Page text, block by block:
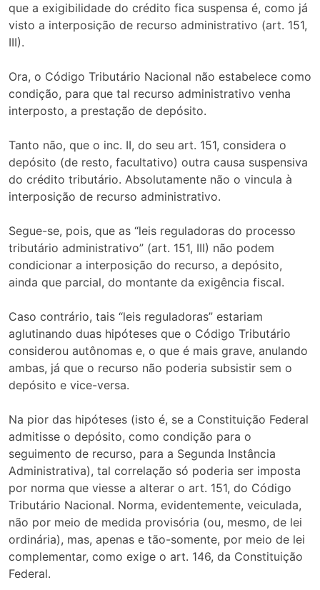
que a exigibilidade do crédito fica suspensa é, como já
visto a interposição de recurso administrativo (art. 151,
III).
Ora, o Código Tributário Nacional não estabelece como
condição, para que tal recurso administrativo venha
interposto, a prestação de depósito.
Tanto não, que o inc. II, do seu art. 151, considera o
depósito (de resto, facultativo) outra causa suspensiva
do crédito tributário. Absolutamente não o vincula à
interposição de recurso administrativo.
Segue-se, pois, que as “leis reguladoras do processo
tributário administrativo” (art. 151, III) não podem
condicionar a interposição do recurso, a depósito,
ainda que parcial, do montante da exigência fiscal.
Caso contrário, tais “leis reguladoras” estariam
aglutinando duas hipóteses que o Código Tributário
considerou autônomas e, o que é mais grave, anulando
ambas, já que o recurso não poderia subsistir sem o
depósito e vice-versa.
Na pior das hipóteses (isto é, se a Constituição Federal
admitisse o depósito, como condição para o
seguimento de recurso, para a Segunda Instância
Administrativa), tal correlação só poderia ser imposta
por norma que viesse a alterar o art. 151, do Código
Tributário Nacional. Norma, evidentemente, veiculada,
não por meio de medida provisória (ou, mesmo, de lei
ordinária), mas, apenas e tão-somente, por meio de lei
complementar, como exige o art. 146, da Constituição
Federal.